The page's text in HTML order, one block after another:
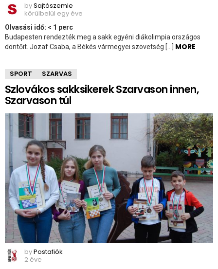
bySajtószemle
körülbelül egy éve
Olvasási idő: < 1 perc
Budapesten rendezték meg a sakk egyéni diákolimpia országos
döntőit. Jozaf Csaba, a Békés vármegyei szövetség […] MORE
SPORT SZARVAS
Szlovákos sakksikerek Szarvason innen,
Szarvason túl
byPostafiók
2 éve